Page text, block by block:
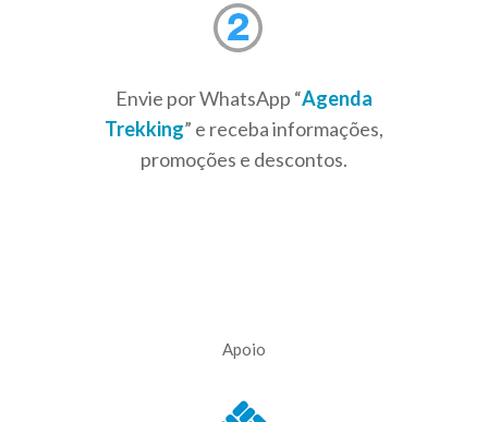
Envie por WhatsApp “Agenda
Trekking” e receba informações,
promoções e descontos.
Apoio